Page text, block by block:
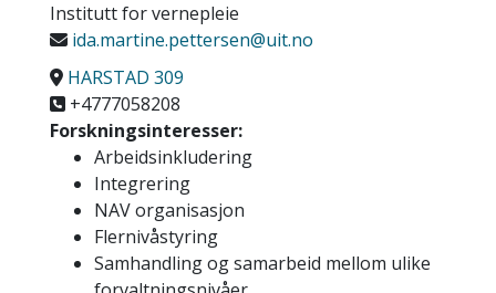
Institutt for vernepleie
ida.martine.pettersen@uit.no
HARSTAD 309
+4777058208
Forskningsinteresser:
Arbeidsinkludering
Integrering
NAV organisasjon
Flernivåstyring
Samhandling og samarbeid mellom ulike